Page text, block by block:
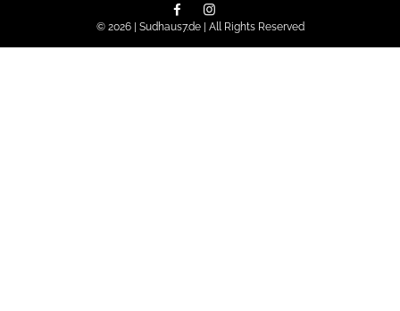
© 2026 | Sudhaus7.de | All Rights Reserved